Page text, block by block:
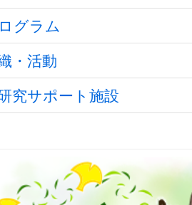
グラム
・活動
究サポート施設